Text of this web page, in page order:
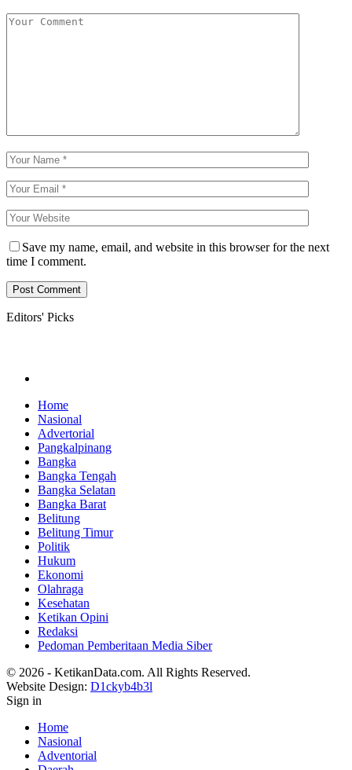
Save my name, email, and website in this browser for the next
time I comment.
Editors' Picks
Home
Nasional
Advertorial
Pangkalpinang
Bangka
Bangka Tengah
Bangka Selatan
Bangka Barat
Belitung
Belitung Timur
Politik
Hukum
Ekonomi
Olahraga
Kesehatan
Ketikan Opini
Redaksi
Pedoman Pemberitaan Media Siber
© 2026 - KetikanData.com. All Rights Reserved.
Website Design: D1ckyb4b3l
Sign in
Home
Nasional
Adventorial